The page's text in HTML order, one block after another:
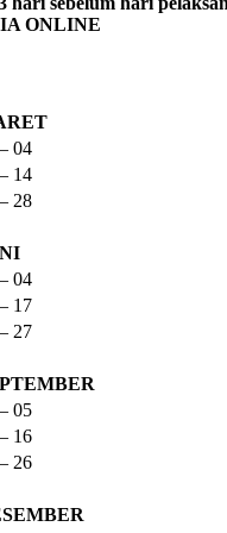
ONLINE
04
14
28
04
17
27
05
16
26